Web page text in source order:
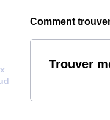
Comment
Trouver